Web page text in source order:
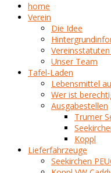
home
Verein
Die Idee
Unser Team
Tafel-Laden
Lebensmittel
Wer ist
Ausgabestellen
Trumer
Koppl
Lieferfahrzeuge
Seekirchen